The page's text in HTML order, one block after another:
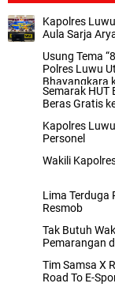
Kapolres
Aula Sarja
Usung Tema
Polres Luwu
Bhayangkara
Semarak HUT
Beras Gratis
Kapolres
Personel
Wakili
Lima Terduga
Resmob
Tak Butuh
Pemarangan
Tim Samsa X
Road To E-